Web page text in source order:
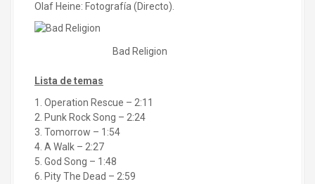
Olaf Heine: Fotografía (Directo).
Bad Religion
Lista de temas
1. Operation Rescue – 2:11
2. Punk Rock Song – 2:24
3. Tomorrow – 1:54
4. A Walk – 2:27
5. God Song – 1:48
6. Pity The Dead – 2:59